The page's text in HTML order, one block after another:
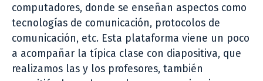
computadores, donde se enseñan aspectos como
tecnologías de comunicación, protocolos de
comunicación, etc. Esta plataforma viene un poco
a acompañar la típica clase con diapositiva, que
realizamos las y los profesores, también